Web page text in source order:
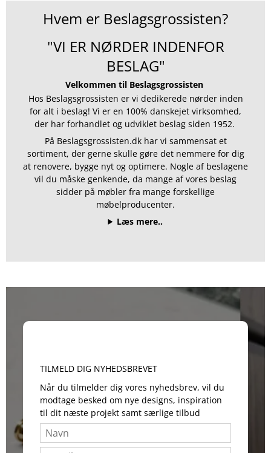
Hvem er Beslagsgrossisten?
"VI ER NØRDER INDENFOR
BESLAG"
Velkommen til Beslagsgrossisten
Hos Beslagsgrossisten er vi dedikerede nørder inden
for alt i beslag! Vi er en 100% danskejet virksomhed,
der har forhandlet og udviklet beslag siden 1952.
På Beslagsgrossisten.dk har vi sammensat et
sortiment, der gerne skulle gøre det nemmere for dig
at renovere, bygge nyt og optimere. Nogle af beslagene
vil du måske genkende, da mange af vores beslag
sidder på møbler fra mange forskellige
møbelproducenter.
Læs mere..
TILMELD DIG NYHEDSBREVET
Når du tilmelder dig vores nyhedsbrev, vil du
modtage besked om nye designs, inspiration
til dit næste projekt samt særlige tilbud